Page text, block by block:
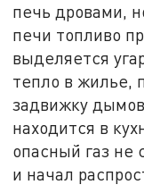
печь дровами,
печи топливо
выделяется
тепло в жилье,
задвижку
находится в
опасный газ не
и начал